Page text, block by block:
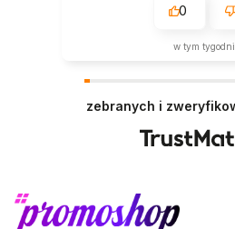
0
w tym
zebranych i